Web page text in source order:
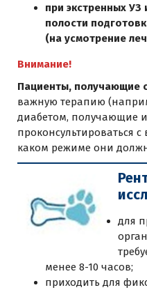
при экстренных
полости
(на усмотрение
Внимание!
Пациенты, получающие
важную терапию
диабетом, получающие
проконсультироваться
каком режиме они
для
менее 8-10 часов;
приходить для